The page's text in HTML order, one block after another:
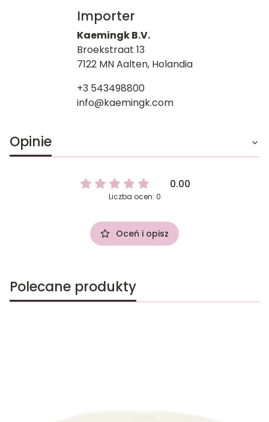
Importer
Kaemingk B.V.
Broekstraat 13
7122 MN Aalten, Holandia
+3 543498800
info@kaemingk.com
Opinie
0.00
Liczba ocen: 0
Oceń i opisz
Polecane produkty